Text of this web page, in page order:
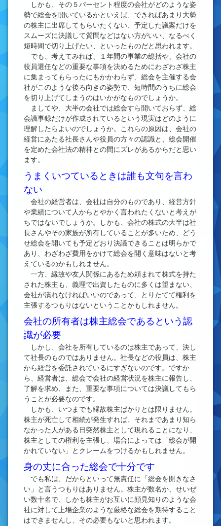
しかも、その５パーセント程度の会社がどのような姿
勢で総会を開いているかといえば、できればあまり大勢
の株主に出席してもらいたくない、予定した議案だけを
スムーズに決議して質問などはない方がいい、なるべく
短時間で切り上げたい、といったものだと思われます。
でも、考えてみれば、１年間の事業の総括や、会社の
役員選任などの重要な事項を決めるためにわざわざ株主
に集まってもらったにもかかわらず、総会を主催する会
社がこのような後ろ向きの姿勢で、短時間のうちに総会
を切り上げてしまうのはいかがなものでしょうか。
ましてや、大半の会社では総会すら開いておらず、総
会議事録だけが作成されているという現実はどのように
理解したらよいのでしょうか。これらの原因は、会社の
経営にあたる社長さんや役員の方々の認識と、総会開催
を定めた会社法の精神との間にズレがあるからだと思い
ます。
うまくいつているときは誰も文句を言わ
ない
会社の経営者は、会社は自分のものであり、経営方針
や業績について人からとやかく言われたくないと考えが
ちではないでしょうか。しかも、会社の株式の大半は社
長さんやその家族が所有していることが多いため、どう
せ総会を開いても予定どおり決議できることは明らかで
あり、わざわざ費用をかけて総会を開く意味はないと考
えているのかもしれません。
一方、縁故や友人関係にあるため頼まれて株式を持た
された株主も、義理で出資したものに多くは望まない、
会社が潰れなければいいのであって、とりたてて権利を
主張するつもりはないということかもしれません。
会社の所有者は株主総会であるという認
識が必要
しかし、会社を所有しているのは株主であって、決し
て社長のものではありません。社長などの役員は、株主
から経営を委託されているにすぎないのです。ですか
ら、経営者は、総会で会社の経営状況を株主に報告し、
了解を求め、また、重要な事項については決議してもら
うことが必要なのです。
しかも、いつまでも縁故株主ばかりとは限りません。
株主が死亡して相続が発生すれば、それまであまり知ら
なかった人がある日突然株主として現れることになり、
株主としての権利を主張し、場合によっては「総会が開
かれていない」とクレームをつけるかもしれません。
身の丈に合った総会で十分です
でも私は、だからといって無責任に「総会を開きなさ
い」と言うつもりはありません。株主が数名か、せいぜ
い数十名で、しかも株主がお互いに顔見知りのような会
社に対して上場企業のような厳格な総会を期待すること
はできませんし、その必要もないと思われます。